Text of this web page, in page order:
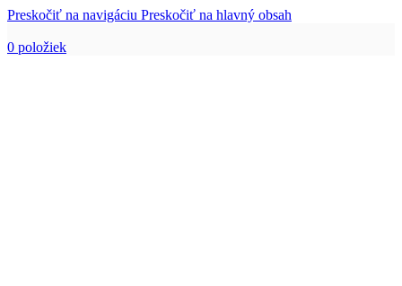
Preskočiť na navigáciu Preskočiť na hlavný obsah
0 položiek